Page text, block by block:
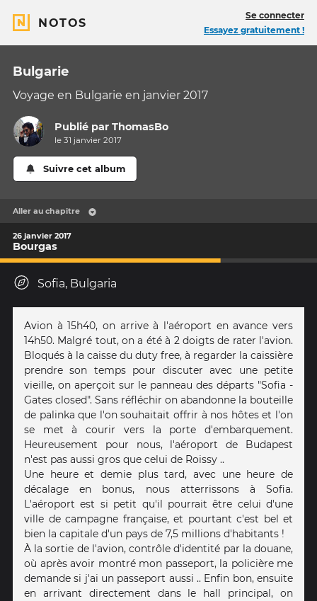
NOTOS
Se connecter
Essayez gratuitement !
Bulgarie
Voyage en Bulgarie en janvier 2017
Publié parThomasBo
le 31 janvier 2017
Suivre cet album
Aller au chapitre
26 janvier 2017
Bourgas
Sofia, Bulgaria
Avion à 15h40, on arrive à l'aéroport en avance vers
14h50. Malgré tout, on a été à 2 doigts de rater l'avion.
Bloqués à la caisse du duty free, à regarder la caissière
prendre son temps pour discuter avec une petite
vieille, on aperçoit sur le panneau des départs "Sofia -
Gates closed". Sans réfléchir on abandonne la bouteille
de palinka que l'on souhaitait offrir à nos hôtes et l'on
se met à courir vers la porte d'embarquement.
Heureusement pour nous, l'aéroport de Budapest
n'est pas aussi gros que celui de Roissy ..
Une heure et demie plus tard, avec une heure de
décalage en bonus, nous atterrissons à Sofia.
L'aéroport est si petit qu'il pourrait être celui d'une
ville de campagne française, et pourtant c'est bel et
bien la capitale d'un pays de 7,5 millions d'habitants !
À la sortie de l'avion, contrôle d'identité par la douane,
où après avoir montré mon passeport, la policière me
demande si j'ai un passeport aussi .. Enfin bon, ensuite
en arrivant directement dans le hall principal, on